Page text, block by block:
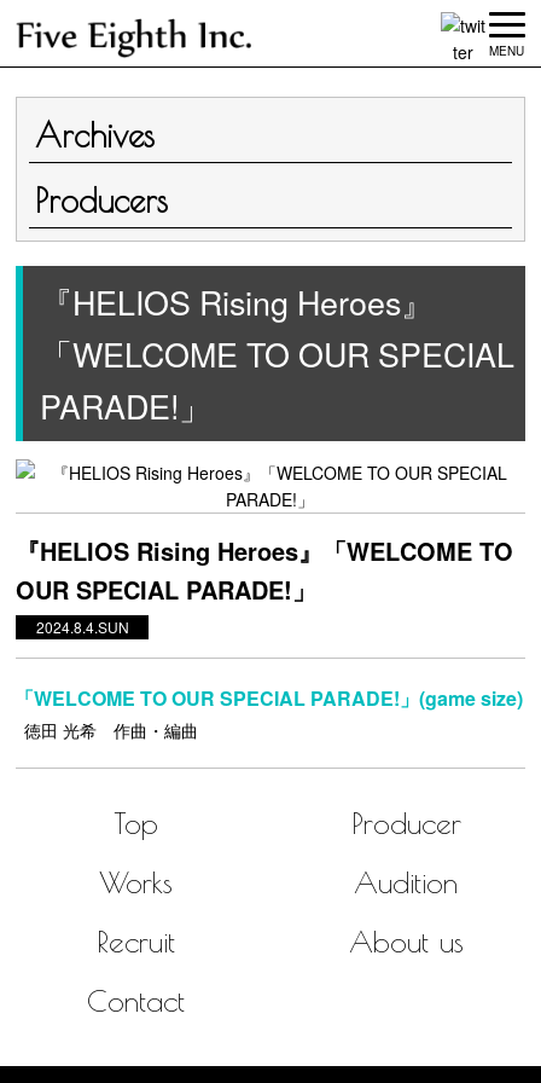
MENU
Archives
Producers
『HELIOS Rising Heroes』
「WELCOME TO OUR SPECIAL
PARADE!」
『HELIOS Rising Heroes』「WELCOME TO
OUR SPECIAL PARADE!」
2024.8.4.SUN
「WELCOME TO OUR SPECIAL PARADE!」(game size)
徳田 光希 作曲・編曲
Top
Producer
Works
Audition
Recruit
About us
Contact